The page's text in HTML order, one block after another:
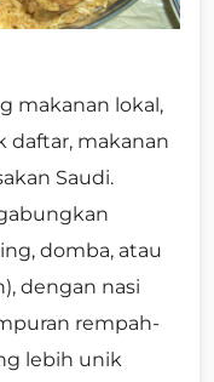
makanan lokal,
daftar, makanan
Saudi.
domba, atau
dengan nasi
rempah-
lebih unik